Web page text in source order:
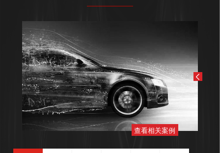
查看相关案例